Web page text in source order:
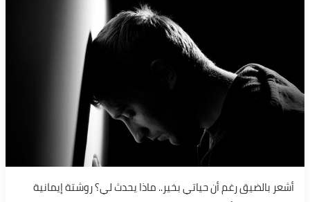
أشعر بالضيق رغم أن حياتي بخير.. ماذا يحدث لي؟ روشتة إيمانية